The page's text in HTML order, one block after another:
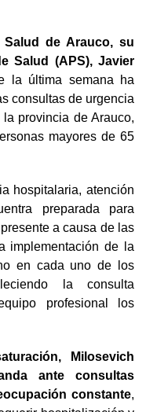
de Arauco, su
Salud (APS), Javier
la última semana ha
consultas de urgencia
provincia de Arauco,
mayores de 65
hospitalaria, atención
preparada para
a causa de las
implementación de la
en cada uno de los
la consulta
profesional los
Milosevich
ante consultas
constante,